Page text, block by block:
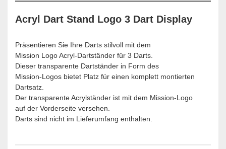
Acryl Dart Stand Logo 3 Dart Display
Präsentieren Sie Ihre Darts stilvoll mit dem
Mission Logo Acryl-Dartständer für 3 Darts.
Dieser transparente Dartständer in Form des
Mission-Logos bietet Platz für einen komplett montierten
Dartsatz.
Der transparente Acrylständer ist mit dem Mission-Logo
auf der Vorderseite versehen.
Darts sind nicht im Lieferumfang enthalten.